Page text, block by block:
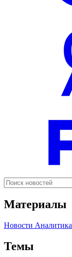
Материалы
Новости Аналитика
Темы